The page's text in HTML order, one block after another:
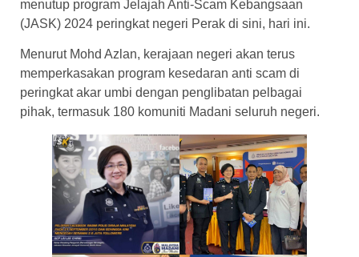
menutup program Jelajah Anti-Scam Kebangsaan
(JASK) 2024 peringkat negeri Perak di sini, hari ini.
Menurut Mohd Azlan, kerajaan negeri akan terus
memperkasakan program kesedaran anti scam di
peringkat akar umbi dengan penglibatan pelbagai
pihak, termasuk 180 komuniti Madani seluruh negeri.